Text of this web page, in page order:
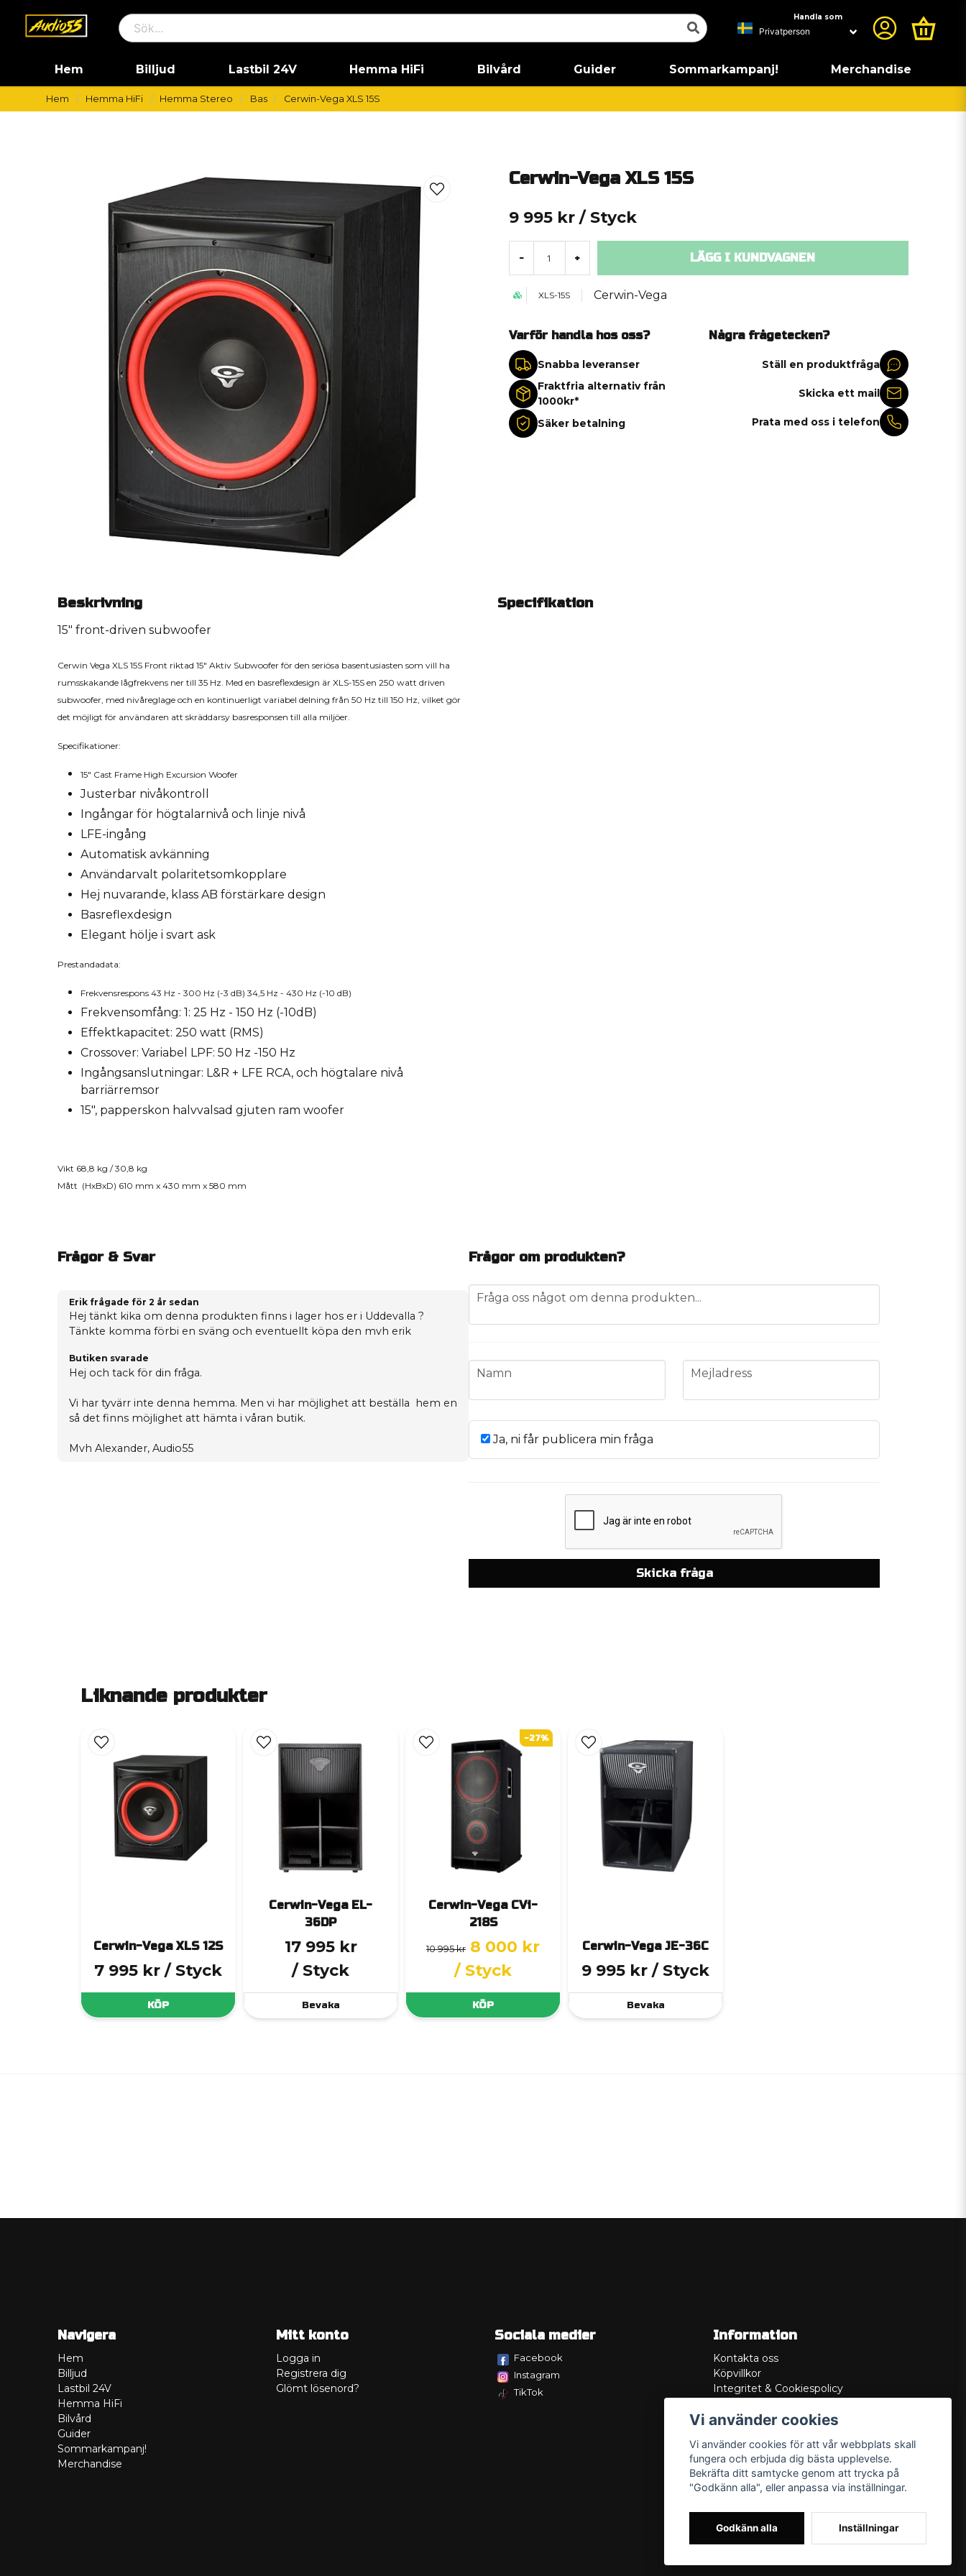
Handla som
Hem Billjud Lastbil 24V Hemma HiFi Bilvård Guider Sommarkampanj! Merchandise
Hem Hemma HiFi Hemma Stereo Bas Cerwin-Vega XLS 15S
Cerwin-Vega XLS 15S
9 995 kr / Styck
- + LÄGG I KUNDVAGNEN
XLS-15S Cerwin-Vega
Varför handla hos oss?
Snabba leveranser
Fraktfria alternativ från
1000kr*
Säker betalning
Några frågetecken?
Ställ en produktfråga
Skicka ett mail
Prata med oss i telefon
Beskrivning
15" front-driven subwoofer
Cerwin Vega XLS 15S Front riktad 15" Aktiv Subwoofer för den seriösa basentusiasten som vill ha
rumsskakande lågfrekvens ner till 35 Hz. Med en basreflexdesign är XLS-15S en 250 watt driven
subwoofer, med nivåreglage och en kontinuerligt variabel delning från 50 Hz till 150 Hz, vilket gör
det möjligt för användaren att skräddarsy basresponsen till alla miljöer.
Specifikationer:
15" Cast Frame High Excursion Woofer
Justerbar nivåkontroll
Ingångar för högtalarnivå och linje nivå
LFE-ingång
Automatisk avkänning
Användarvalt polaritetsomkopplare
Hej nuvarande, klass AB förstärkare design
Basreflexdesign
Elegant hölje i svart ask
Prestandadata:
Frekvensrespons 43 Hz - 300 Hz (-3 dB) 34,5 Hz - 430 Hz (-10 dB)
Frekvensomfång: 1: 25 Hz - 150 Hz (-10dB)
Effektkapacitet: 250 watt (RMS)
Crossover: Variabel LPF: 50 Hz -150 Hz
Ingångsanslutningar: L&R + LFE RCA, och högtalare nivå
barriärremsor
15", papperskon halvvalsad gjuten ram woofer
Vikt 68,8 kg / 30,8 kg
Mått (HxBxD) 610 mm x 430 mm x 580 mm
Specifikation
Frågor & Svar
Erik frågade för 2 år sedan
Hej tänkt kika om denna produkten finns i lager hos er i Uddevalla ?
Tänkte komma förbi en sväng och eventuellt köpa den mvh erik
Butiken svarade
Hej och tack för din fråga.
Vi har tyvärr inte denna hemma. Men vi har möjlighet att beställa hem en
så det finns möjlighet att hämta i våran butik.
Mvh Alexander, Audio55
Frågor om produkten?
question
Fråga oss något om denna produkten...
name
Namn email
Mejladress
Ja, ni får publicera min fråga
Skicka fråga
Liknande produkter
Cerwin-Vega XLS 12S
7 995 kr / Styck
KÖP
Cerwin-Vega EL-
36DP
17 995 kr
/ Styck
Bevaka
Cerwin-Vega CVi-
218S
10 995 kr 8 000 kr
/ Styck
KÖP
-27%
Cerwin-Vega JE-36C
9 995 kr / Styck
Bevaka
Navigera
Hem
Billjud
Lastbil 24V
Hemma HiFi
Bilvård
Guider
Sommarkampanj!
Merchandise
Mitt konto
Logga in
Registrera dig
Glömt lösenord?
Sociala medier
Facebook
Instagram
TikTok
Information
Kontakta oss
Köpvillkor
Integritet & Cookiespolicy
Service/Garanti
Lådritning
Om oss
Vi använder cookies
Vi använder cookies för att vår webbplats skall
fungera och erbjuda dig bästa upplevelse.
Bekräfta ditt samtycke genom att trycka på
"Godkänn alla", eller anpassa via inställningar.
Godkänn alla Inställningar